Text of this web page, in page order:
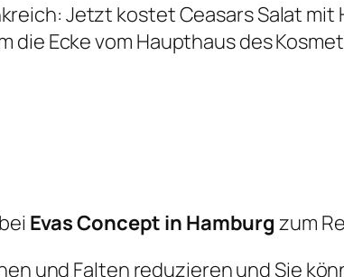
Jetzt kostet Ceasars Salat
die Ecke vom Haupthaus des
Evas Concept in Hamburgzum
und Falten reduzieren und Sie